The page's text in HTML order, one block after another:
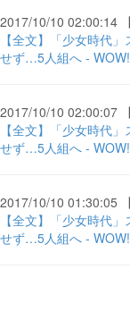
2017/10/10 02:00:14
【全文】「少女時代
せず…5人組へ -
2017/10/10 02:00:07
【全文】「少女時代
せず…5人組へ -
2017/10/10 01:30:05
【全文】「少女時代
せず…5人組へ -